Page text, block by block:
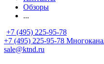
Обзоры
...
+7 (495) 225-95-78
+7 (495) 225-95-78
sale@ktnd.ru